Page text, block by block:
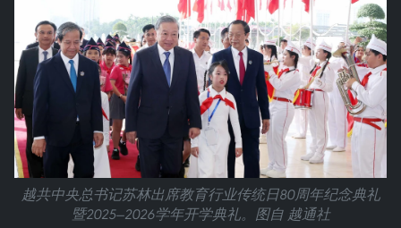
越共中央总书记苏林出席教育行业传统日80周年纪念典礼
暨2025—2026学年开学典礼。图自 越通社